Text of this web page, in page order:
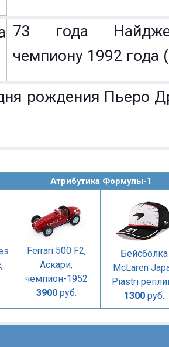
73 года
чемпиону 1992 года
рождения Пьеро
Атрибутика Формулы-1
Ferrari 500 F2,
Аскари,
чемпион-1952
3900руб.
Бейсболка
McLaren
Piastri
1300 руб.